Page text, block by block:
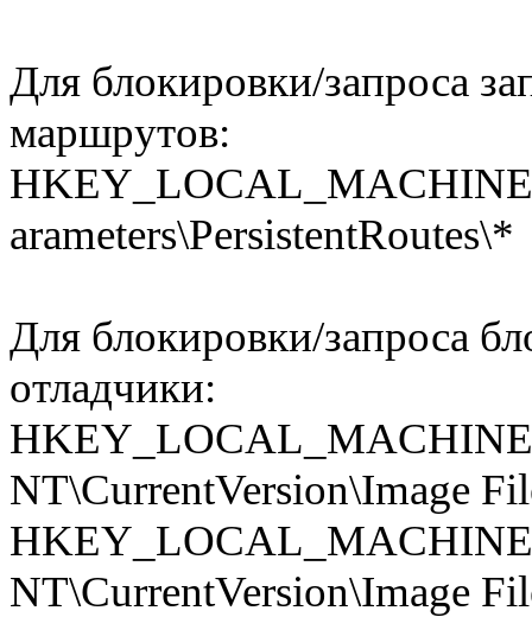
Для блокировки/запроса
маршрутов:
­arameters\PersistentRoutes\*
Для блокировки/запроса
отладчики:
NT\CurrentVersion\Image
NT\CurrentVersion\Image